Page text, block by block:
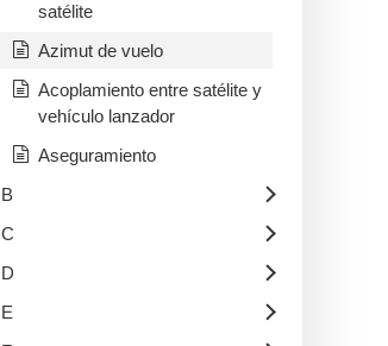
satélite
Azimut de vuelo
Acoplamiento entre satélite y
vehículo lanzador
Aseguramiento
B
C
D
E